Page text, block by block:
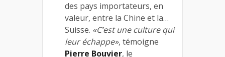
des pays importateurs, en
valeur, entre la Chine et la…
Suisse. «C’est une culture qui
leur échappe», témoigne
Pierre Bouvier, le